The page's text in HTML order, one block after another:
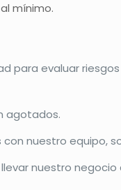
mínimo.
para evaluar
agotados.
nuestro equipo,
nuestro negocio